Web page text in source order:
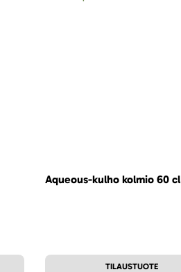
Aqueous-kulho kolmio 60 cl
TILAUSTUOTE